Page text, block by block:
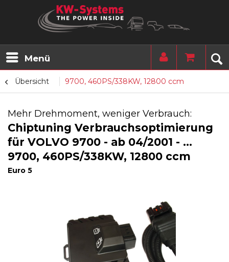
Menü
Übersicht 9700, 460PS/338KW, 12800 ccm
Mehr Drehmoment, weniger Verbrauch:
Chiptuning Verbrauchsoptimierung
für VOLVO 9700 - ab 04/2001 - ...
9700, 460PS/338KW, 12800 ccm
Euro 5